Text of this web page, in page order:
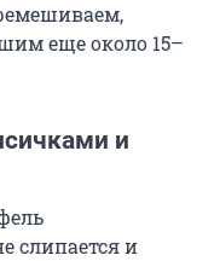
еще около 15–
и
слипается и